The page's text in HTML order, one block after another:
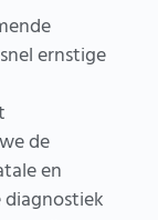
ernstige
de
en